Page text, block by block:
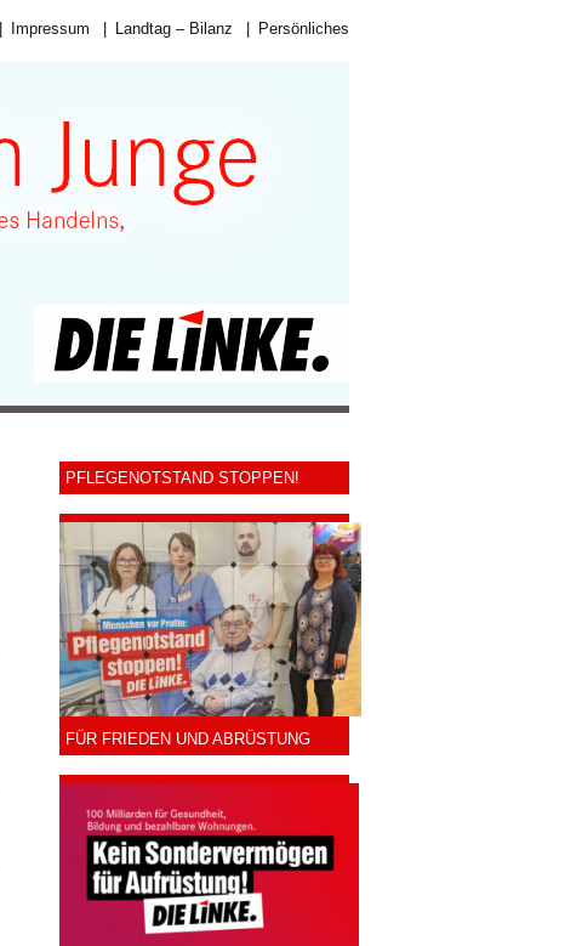
Impressum Landtag – Bilanz Persönliches
PFLEGENOTSTAND STOPPEN!
FÜR FRIEDEN UND ABRÜSTUNG